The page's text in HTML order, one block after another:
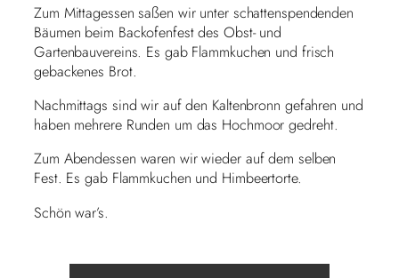
Zum Mittagessen saßen wir unter schattenspendenden
Bäumen beim Backofenfest des Obst- und
Gartenbauvereins. Es gab Flammkuchen und frisch
gebackenes Brot.
Nachmittags sind wir auf den Kaltenbronn gefahren und
haben mehrere Runden um das Hochmoor gedreht.
Zum Abendessen waren wir wieder auf dem selben
Fest. Es gab Flammkuchen und Himbeertorte.
Schön war’s.